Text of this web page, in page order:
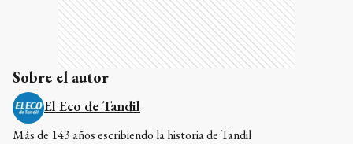
Sobre el autor
El Eco de Tandil
Más de 143 años escribiendo la historia de Tandil